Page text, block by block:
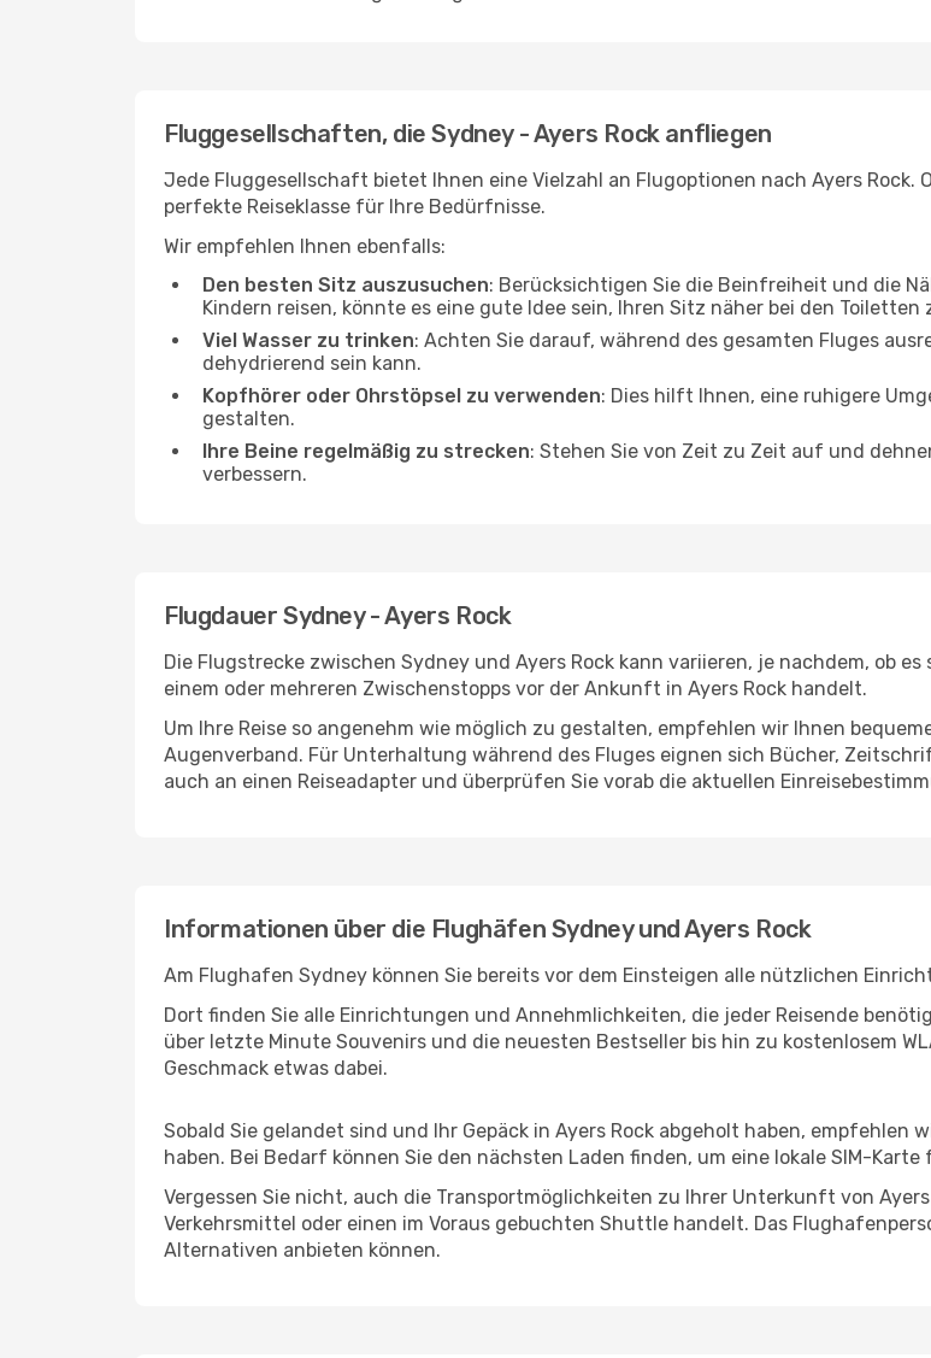
Fluggesellschaften, die Sydney - Ayers Rock anfliegen
Jede Fluggesellschaft bietet Ihnen eine Vielzahl an Flugoptionen nach Ayers Rock.
perfekte Reiseklasse für Ihre Bedürfnisse.
Wir empfehlen Ihnen ebenfalls:
Den besten Sitz auszusuchen: Berücksichtigen Sie die Beinfreiheit und die
Kindern reisen, könnte es eine gute Idee sein, Ihren Sitz näher bei den Toiletten
Viel Wasser zu trinken: Achten Sie darauf, während des gesamten Fluges
dehydrierend sein kann.
Kopfhörer oder Ohrstöpsel zu verwenden: Dies hilft Ihnen, eine ruhigere
gestalten.
Ihre Beine regelmäßig zu strecken: Stehen Sie von Zeit zu Zeit auf und
verbessern.
Flugdauer Sydney - Ayers Rock
Die Flugstrecke zwischen Sydney und Ayers Rock kann variieren, je nachdem, ob
einem oder mehreren Zwischenstopps vor der Ankunft in Ayers Rock handelt.
Um Ihre Reise so angenehm wie möglich zu gestalten, empfehlen wir Ihnen
Augenverband. Für Unterhaltung während des Fluges eignen sich Bücher,
auch an einen Reiseadapter und überprüfen Sie vorab die aktuellen
Informationen über die Flughäfen Sydney und Ayers Rock
Am Flughafen Sydney können Sie bereits vor dem Einsteigen alle nützlichen
Dort finden Sie alle Einrichtungen und Annehmlichkeiten, die jeder Reisende
über letzte Minute Souvenirs und die neuesten Bestseller bis hin zu kostenlosem
Geschmack etwas dabei.
Sobald Sie gelandet sind und Ihr Gepäck in Ayers Rock abgeholt haben,
haben. Bei Bedarf können Sie den nächsten Laden finden, um eine lokale SIM-
Vergessen Sie nicht, auch die Transportmöglichkeiten zu Ihrer Unterkunft von
Verkehrsmittel oder einen im Voraus gebuchten Shuttle handelt. Das
Alternativen anbieten können.